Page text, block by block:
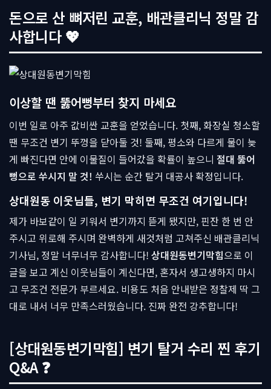
돈으로 산 뼈저린 교훈, 배관클리닉 정말 감
사합니다 💖
이상할 땐 뚫어뻥부터 찾지 마세요
이번 일로 아주 값비싼 교훈을 얻었습니다. 첫째, 화장실 청소할
땐 무조건 변기 뚜껑을 닫아둘 것! 둘째, 평소와 다르게 물이 늦
게 빠진다면 안에 이물질이 들어갔을 확률이 높으니 절대 뚫어
뻥으로 쑤시지 말 것! 쑤시는 순간 탈거 대공사 확정입니다.
상대원동 이웃님들, 변기 막히면 무조건 여기입니다!
제가 바보같이 일 키워서 변기까지 뜯게 됐지만, 핀잔 한 번 안
주시고 위로해 주시며 완벽하게 새것처럼 고쳐주신 배관클리닉
기사님, 정말 너무너무 감사합니다! 상대원동변기막힘으로 이
글을 보고 계신 이웃님들이 계신다면, 혼자서 생고생하지 마시
고 무조건 전문가 부르세요. 비용도 처음 안내받은 정찰제 딱 그
대로 내서 너무 만족스러웠습니다. 진짜 완전 강추합니다!
[상대원동변기막힘] 변기 탈거 수리 찐 후기
Q&A ❓